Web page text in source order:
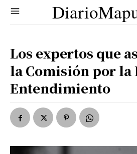
Los expertos que
la Comisión por la
Entendimiento